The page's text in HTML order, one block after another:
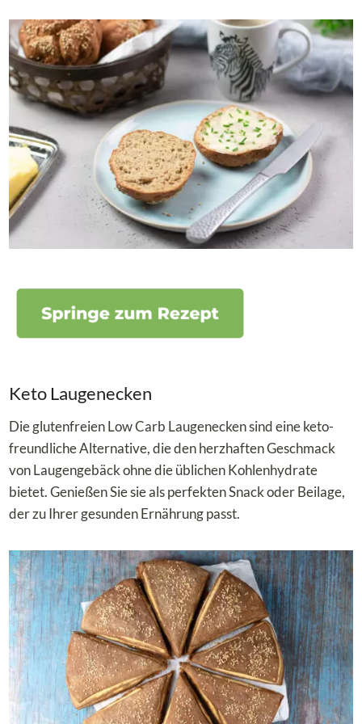
Keto Laugenecken
Die glutenfreien Low Carb Laugenecken sind eine keto-
freundliche Alternative, die den herzhaften Geschmack
von Laugengebäck ohne die üblichen Kohlenhydrate
bietet. Genießen Sie sie als perfekten Snack oder Beilage,
der zu Ihrer gesunden Ernährung passt.